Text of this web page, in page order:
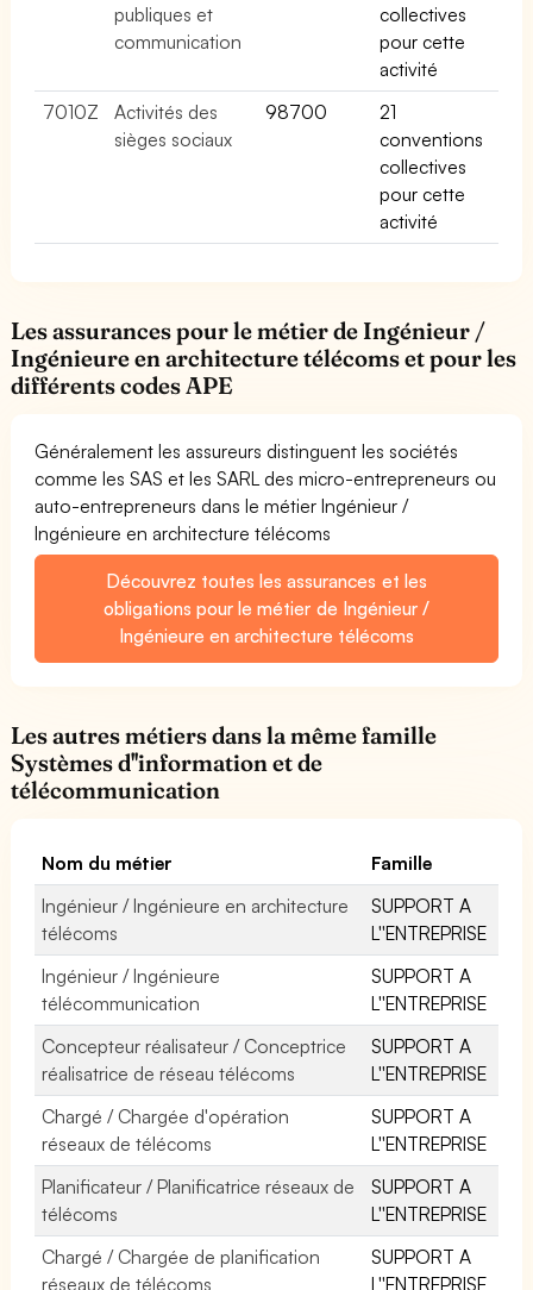
publiques et
communication
collectives
pour cette
activité
7010Z
Activités des
sièges sociaux
98700
21
conventions
collectives
pour cette
activité
Les assurances pour le métier de Ingénieur /
Ingénieure en architecture télécoms et pour les
différents codes APE
Généralement les assureurs distinguent les sociétés
comme les SAS et les SARL des micro-entrepreneurs ou
auto-entrepreneurs dans le métier Ingénieur /
Ingénieure en architecture télécoms
Découvrez toutes les assurances et les
obligations pour le métier de Ingénieur /
Ingénieure en architecture télécoms
Les autres métiers dans la même famille
Systèmes d''information et de
télécommunication
Nom du métier
Famille
Ingénieur / Ingénieure en architecture
télécoms
SUPPORT A
L''ENTREPRISE
Ingénieur / Ingénieure
télécommunication
SUPPORT A
L''ENTREPRISE
Concepteur réalisateur / Conceptrice
réalisatrice de réseau télécoms
SUPPORT A
L''ENTREPRISE
Chargé / Chargée d'opération
réseaux de télécoms
SUPPORT A
L''ENTREPRISE
Planificateur / Planificatrice réseaux de
télécoms
SUPPORT A
L''ENTREPRISE
Chargé / Chargée de planification
réseaux de télécoms
SUPPORT A
L''ENTREPRISE